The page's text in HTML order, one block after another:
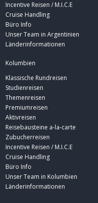
Incentive Reisen / M.I.C.E
Cruise Handling
Büro Info
Unser Team in Argentinien
Länderinformationen
Kolumbien
Klassische Rundreisen
Studienreisen
Themenreisen
Premiumreisen
Aktivreisen
Reisebausteine a-la-carte
Zubucherreisen
Incentive Reisen / M.I.C.E
Cruise Handling
Büro Info
Unser Team in Kolumbien
Länderinformationen